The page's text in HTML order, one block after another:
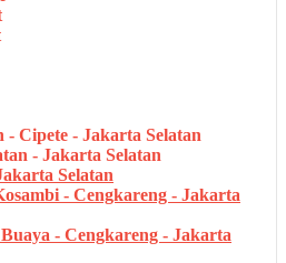
- Cipete - Jakarta Selatan
- Jakarta Selatan
Selatan
- Cengkareng - Jakarta
- Cengkareng - Jakarta